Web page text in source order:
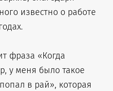
известно о работе
фраза «Когда
у меня было такое
в рай», которая